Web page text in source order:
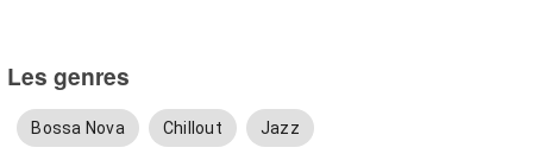
Les genres
Bossa Nova Chillout Jazz